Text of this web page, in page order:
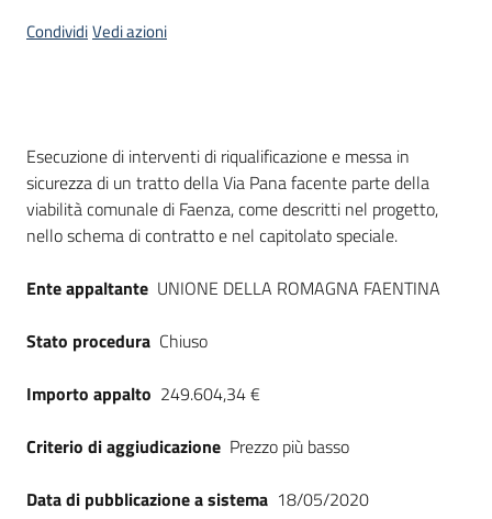
CondividiVedi azioni
Dati del bando
Esecuzione di interventi di riqualificazione e messa in
sicurezza di un tratto della Via Pana facente parte della
viabilità comunale di Faenza, come descritti nel progetto,
nello schema di contratto e nel capitolato speciale.
Ente appaltante UNIONE DELLA ROMAGNA FAENTINA
Stato procedura Chiuso
Importo appalto 249.604,34 €
Criterio di aggiudicazione Prezzo più basso
Data di pubblicazione a sistema 18/05/2020